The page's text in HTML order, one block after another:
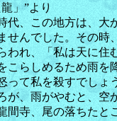
」”より
、この地方は、大
せんでした。その
われ、「私は天に
こらしめるため雨
って私を殺すでし
が、雨がやむと、
間寺、尾の落ちた